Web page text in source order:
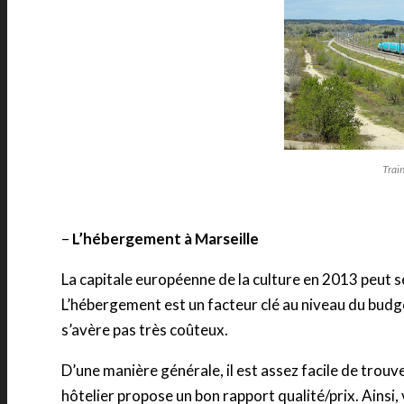
– L’hébergement à Marseille
La capitale européenne de la culture en 2013
L’hébergement est un facteur clé au niveau du
s’avère pas très coûteux.
D’une manière générale, il est assez facile de
hôtelier propose un bon rapport qualité/prix.